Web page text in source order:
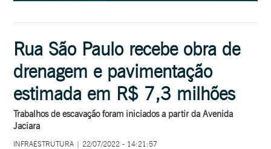
Rua São Paulo recebe obra de
drenagem e pavimentação
estimada em R$ 7,3 milhões
Trabalhos de escavação foram iniciados a partir da Avenida
Jaciara
INFRAESTRUTURA | 22/07/2022 - 14:21:57